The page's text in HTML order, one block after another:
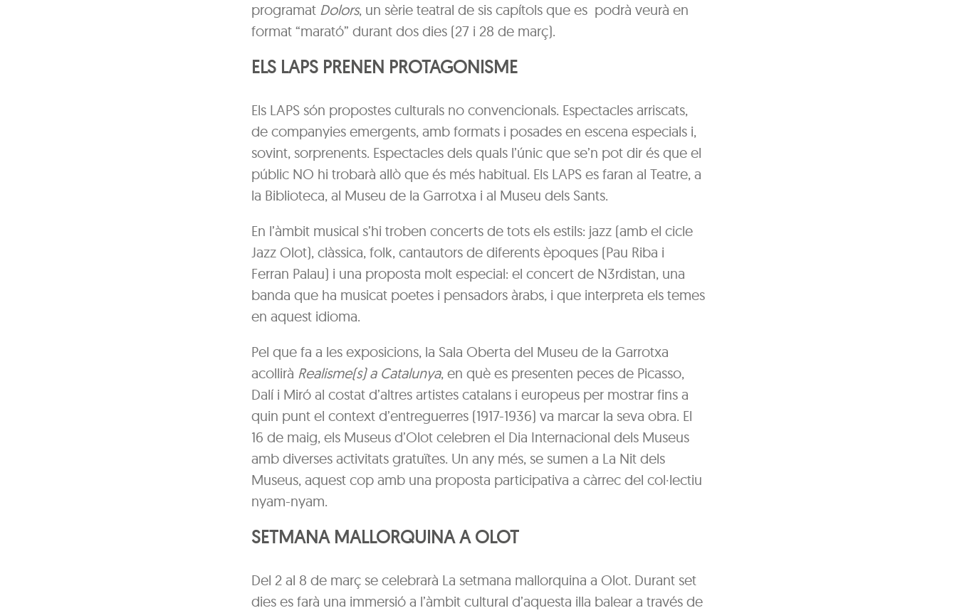
programat Dolors, un sèrie teatral de sis capítols que es podrà veurà en
format “marató” durant dos dies (27 i 28 de març).
ELS LAPS PRENEN PROTAGONISME
Els LAPS són propostes culturals no convencionals. Espectacles arriscats,
de companyies emergents, amb formats i posades en escena especials i,
sovint, sorprenents. Espectacles dels quals l’únic que se’n pot dir és que el
públic NO hi trobarà allò que és més habitual. Els LAPS es faran al Teatre, a
la Biblioteca, al Museu de la Garrotxa i al Museu dels Sants.
En l’àmbit musical s’hi troben concerts de tots els estils: jazz (amb el cicle
Jazz Olot), clàssica, folk, cantautors de diferents èpoques (Pau Riba i
Ferran Palau) i una proposta molt especial: el concert de N3rdistan, una
banda que ha musicat poetes i pensadors àrabs, i que interpreta els temes
en aquest idioma.
Pel que fa a les exposicions, la Sala Oberta del Museu de la Garrotxa
acollirà Realisme(s) a Catalunya, en què es presenten peces de Picasso,
Dalí i Miró al costat d’altres artistes catalans i europeus per mostrar fins a
quin punt el context d’entreguerres (1917-1936) va marcar la seva obra. El
16 de maig, els Museus d’Olot celebren el Dia Internacional dels Museus
amb diverses activitats gratuïtes. Un any més, se sumen a La Nit dels
Museus, aquest cop amb una proposta participativa a càrrec del col·lectiu
nyam-nyam.
SETMANA MALLORQUINA A OLOT
Del 2 al 8 de març se celebrarà La setmana mallorquina a Olot. Durant set
dies es farà una immersió a l’àmbit cultural d’aquesta illa balear a través de